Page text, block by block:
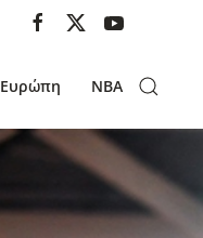
Ευρώπη NBA